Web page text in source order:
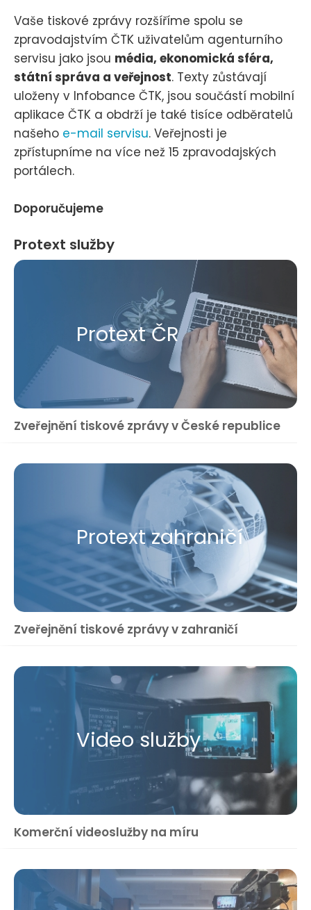
Vaše tiskové zprávy rozšíříme spolu se
zpravodajstvím ČTK uživatelům agenturního
servisu jako jsou média, ekonomická sféra,
státní správa a veřejnost. Texty zůstávají
uloženy v Infobance ČTK, jsou součástí mobilní
aplikace ČTK a obdrží je také tisíce odběratelů
našeho e-mail servisu. Veřejnosti je
zpřístupníme na více než 15 zpravodajských
portálech.
Doporučujeme
Protext služby
Protext ČR
Zveřejnění tiskové zprávy v České republice
Protext zahraničí
Zveřejnění tiskové zprávy v zahraničí
Video služby
Komerční videoslužby na míru